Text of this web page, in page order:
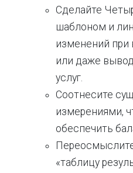
Сделайте
шаблоном и
изменений при
или даже
услуг.
Соотнесите
измерениями,
обеспечить
«таблицу